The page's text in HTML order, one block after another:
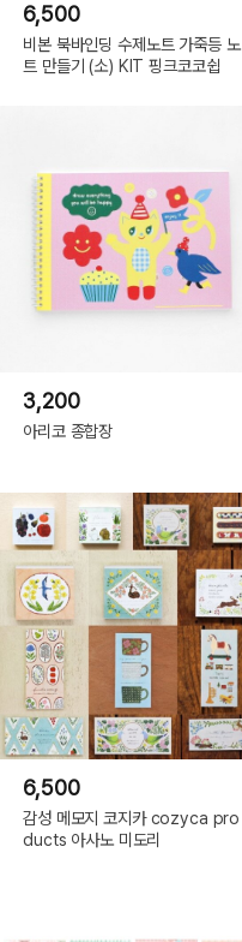
6,500
비본 북바인딩 수제노트 가죽등 노
트 만들기 (소) KIT 핑크코코쉽
3,200
아리코 종합장
6,500
감성 메모지 코지카 cozyca pro
ducts 아사노 미도리